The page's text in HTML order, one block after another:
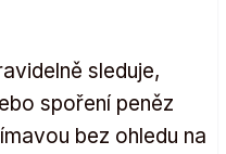
sleduje,
spoření peněz
bez ohledu na